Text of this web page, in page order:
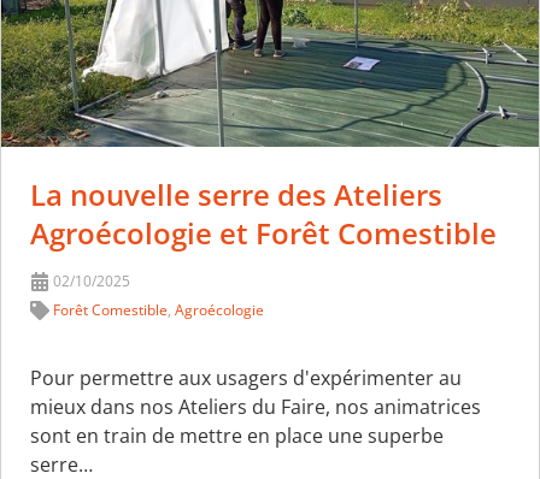
La nouvelle serre des Ateliers
Agroécologie et Forêt Comestible
02/10/2025
Forêt Comestible,Agroécologie
Pour permettre aux usagers d'expérimenter au
mieux dans nos Ateliers du Faire, nos animatrices
sont en train de mettre en place une superbe
serre…